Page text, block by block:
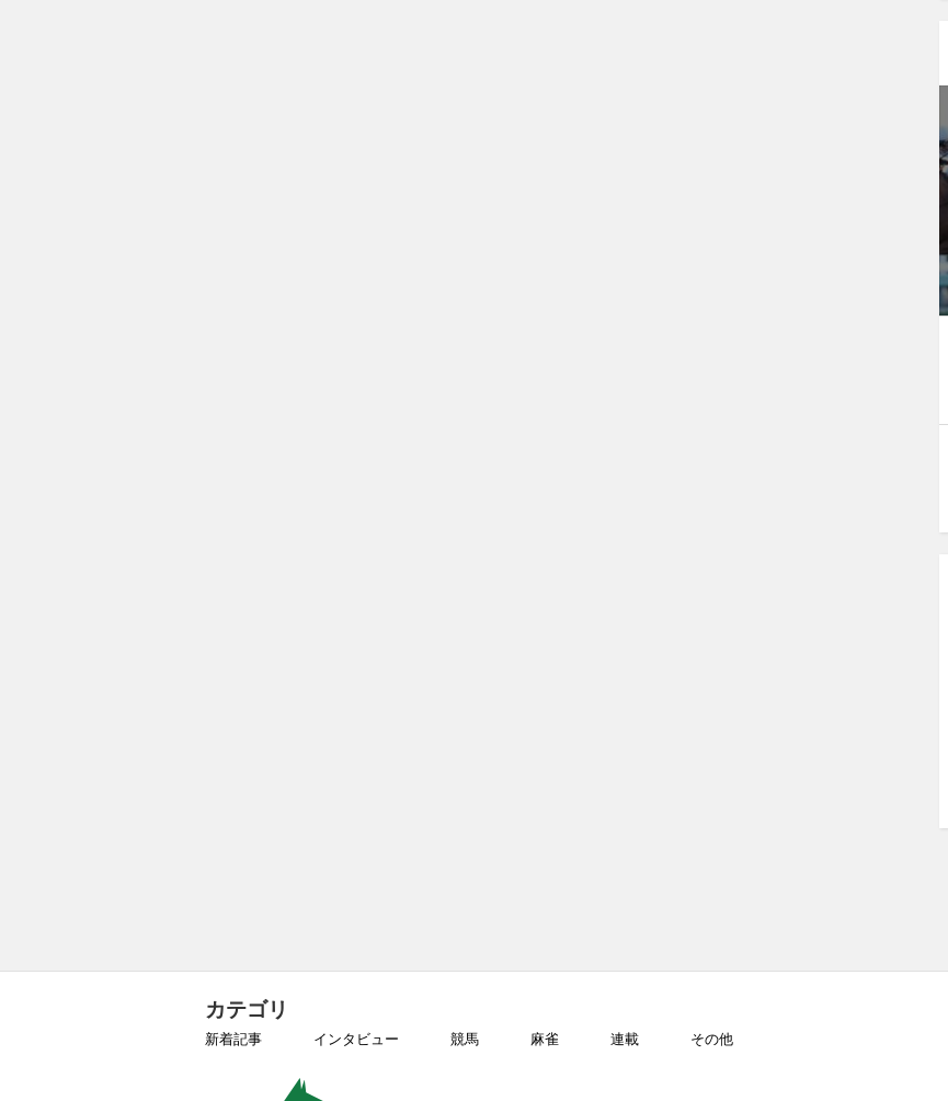
カテゴリ
新着記事 インタビュー 競馬 麻雀 連載 その他